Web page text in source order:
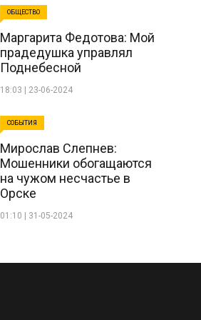
ОБЩЕСТВО
Маргарита Федотова: Мой
прадедушка управлял
Поднебесной
18:03 | 23-06-2024
СОБЫТИЯ
Мирослав Слепнев:
Мошенники обогащаются
на чужом несчастье в
Орске
01:10 | 31-05-2024